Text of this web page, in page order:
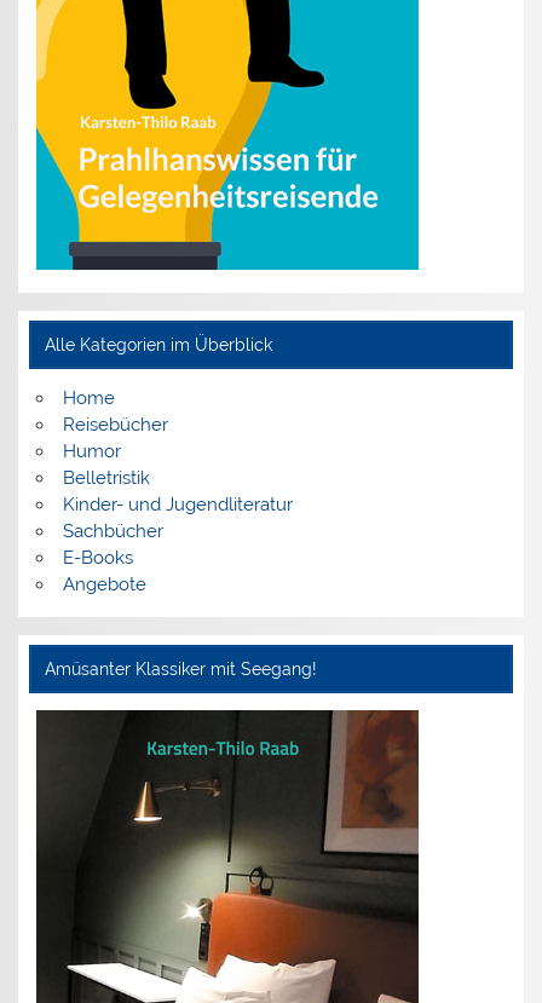
Alle Kategorien im Überblick
Home
Reisebücher
Humor
Belletristik
Kinder- und Jugendliteratur
Sachbücher
E-Books
Angebote
Amüsanter Klassiker mit Seegang!